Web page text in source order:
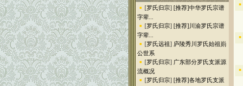
[罗氏归宗] [推荐]中华罗氏宗谱
字辈...
[罗氏归宗] [推荐]川渝罗氏宗谱
字辈...
[罗氏远祖] 庐陵秀川罗氏始祖崱
公世系
[罗氏归宗] 广东部分罗氏支派源
流概况
[罗氏归宗] [推荐]各地罗氏支派